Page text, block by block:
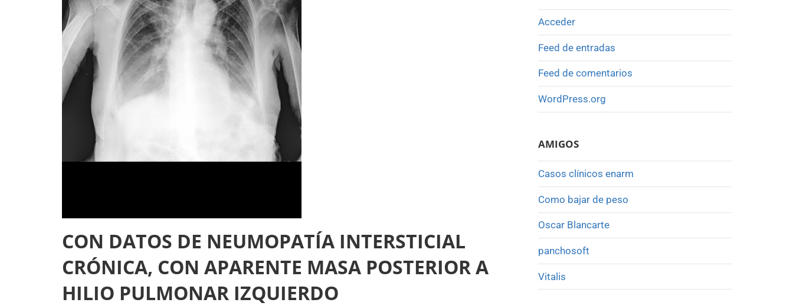
CON DATOS DE NEUMOPATÍA INTERSTICIAL
CRÓNICA, CON APARENTE MASA POSTERIOR A
HILIO PULMONAR IZQUIERDO
Acceder
Feed de entradas
Feed de comentarios
WordPress.org
AMIGOS
Casos clínicos enarm
Como bajar de peso
Oscar Blancarte
panchosoft
Vitalis